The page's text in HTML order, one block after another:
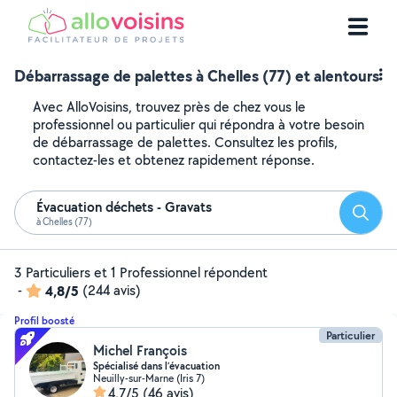
Débarrassage de palettes à Chelles (77) et alentours
Avec AlloVoisins, trouvez près de chez vous le
professionnel ou particulier qui répondra à votre besoin
de débarrassage de palettes. Consultez les profils,
contactez-les et obtenez rapidement réponse.
Évacuation déchets - Gravats
à Chelles (77)
3 Particuliers et 1 Professionnel répondent
-
4,8/5 (244 avis)
Profil boosté
Particulier
Michel François
Spécialisé dans l’évacuation
Neuilly-sur-Marne (Iris 7)
4,7/5 (46 avis)